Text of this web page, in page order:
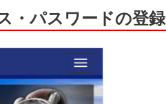
・パスワードの登録